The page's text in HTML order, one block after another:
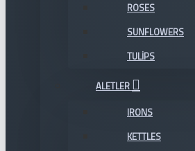
ROSES
SUNFLOWERS
TULIPS
ALETLER
IRONS
KETTLES